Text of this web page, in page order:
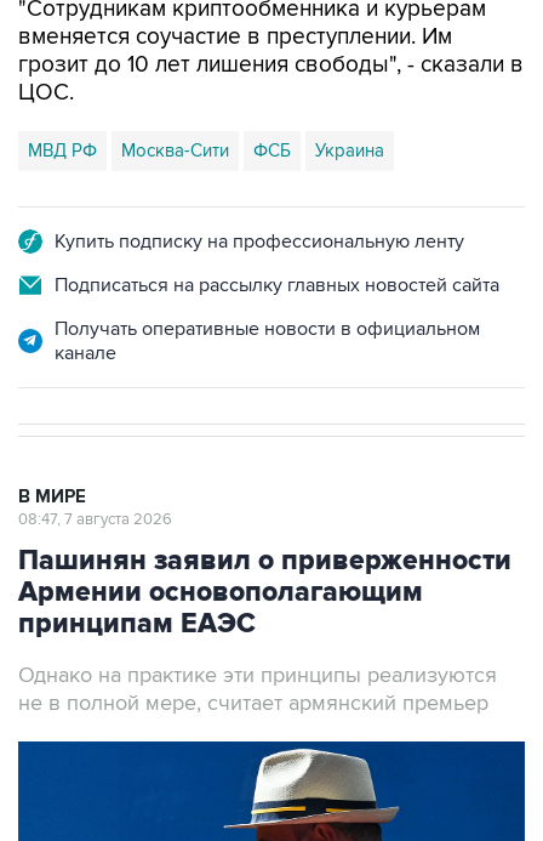
"Сотрудникам криптообменника и курьерам
вменяется соучастие в преступлении. Им
грозит до 10 лет лишения свободы", - сказали в
ЦОС.
МВД РФ Москва-Сити ФСБ Украина
Купить подписку на профессиональную ленту
Подписаться на рассылку главных новостей сайта
Получать оперативные новости в официальном
канале
В МИРЕ
08:47, 7 августа 2026
Пашинян заявил о приверженности
Армении основополагающим
принципам ЕАЭС
Однако на практике эти принципы реализуются
не в полной мере, считает армянский премьер